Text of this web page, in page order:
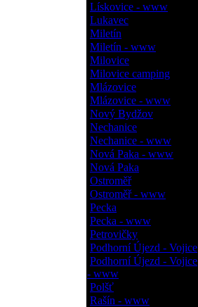
Lískovice - www
Lukavec
Miletín
Miletín - www
Milovice
Milovice camping
Mlázovice
Mlázovice - www
Nový Bydžov
Nechanice
Nechanice - www
Nová Paka - www
Nová Paka
Ostroměř
Ostroměř - www
Pecka
Pecka - www
Petrovičky
Podhorní Újezd - Vojice
Podhorní Újezd - Vojice
- www
Polšť
Rašín - www